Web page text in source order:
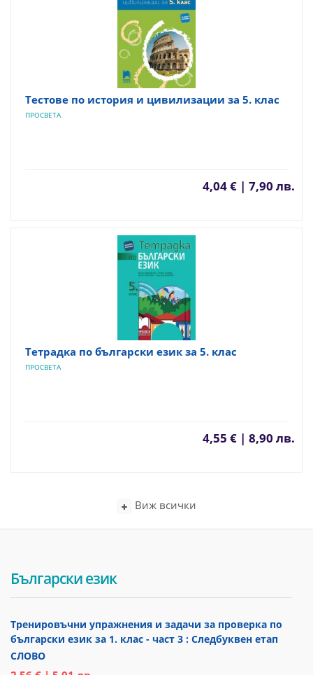
Тестове по история и цивилизации за 5. клас
ПРОСВЕТА
4,04 € | 7,90 лв.
Тетрадка по български език за 5. клас
ПРОСВЕТА
4,55 € | 8,90 лв.
Виж всички
Български език
Тренировъчни упражнения и задачи за проверка по
български език за 1. клас - част 3 : Следбуквен етап
СЛОВО